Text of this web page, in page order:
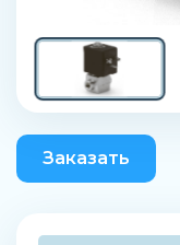
Заказать